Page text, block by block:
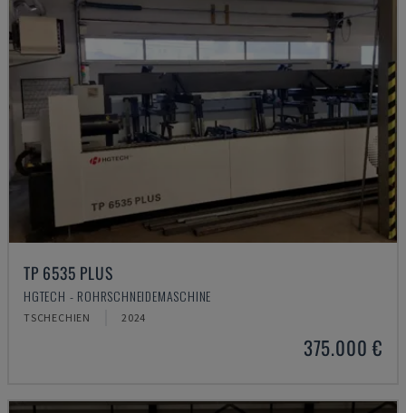
TP 6535 PLUS
HGTECH - ROHRSCHNEIDEMASCHINE
TSCHECHIEN 2024
375.000 €